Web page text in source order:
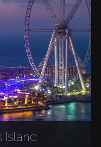
Island